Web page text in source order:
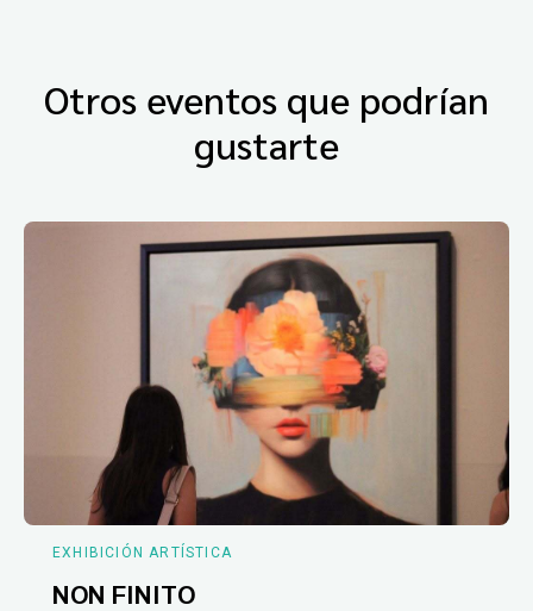
Otros eventos que podrían
gustarte
EXHIBICIÓN ARTÍSTICA
NON FINITO